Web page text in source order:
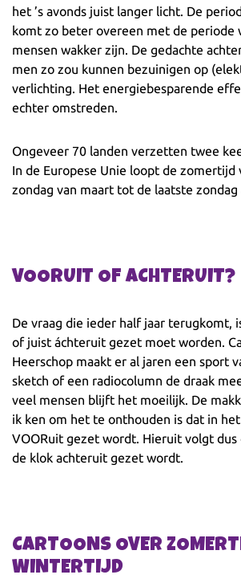
het ’s avonds juist langer licht. De
komt zo beter overeen met de periode
mensen wakker zijn. De gedachte
men zo zou kunnen bezuinigen op
verlichting. Het energiebesparende
echter omstreden.
Ongeveer 70 landen verzetten twee
In de Europese Unie loopt de zomertijd
zondag van maart tot de laatste zondag
VOORUIT OF ACHTERUIT?
De vraag die ieder half jaar terugkomt,
of juist áchteruit gezet moet worden.
Heerschop maakt er al jaren een sport
sketch of een radiocolumn de draak
veel mensen blijft het moeilijk. De
ik ken om het te onthouden is dat in
VOORuit gezet wordt. Hieruit volgt dus
de klok achteruit gezet wordt.
CARTOONS OVER
WINTERTIJD